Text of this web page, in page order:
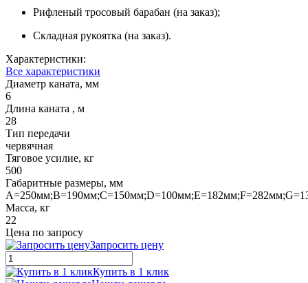
Рифленый тросовый барабан (на заказ);
Складная рукоятка (на заказ).
Характеристики:
Все характеристики
Диаметр каната, мм
6
Длина каната , м
28
Тип передачи
червячная
Тяговое усилие, кг
500
Габаритные размеры, мм
Масса, кг
22
Цена по запросу
Запросить цену
Купить в 1 клик